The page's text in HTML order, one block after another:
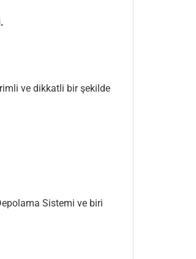
ve dikkatli bir şekilde
Sistemi ve biri